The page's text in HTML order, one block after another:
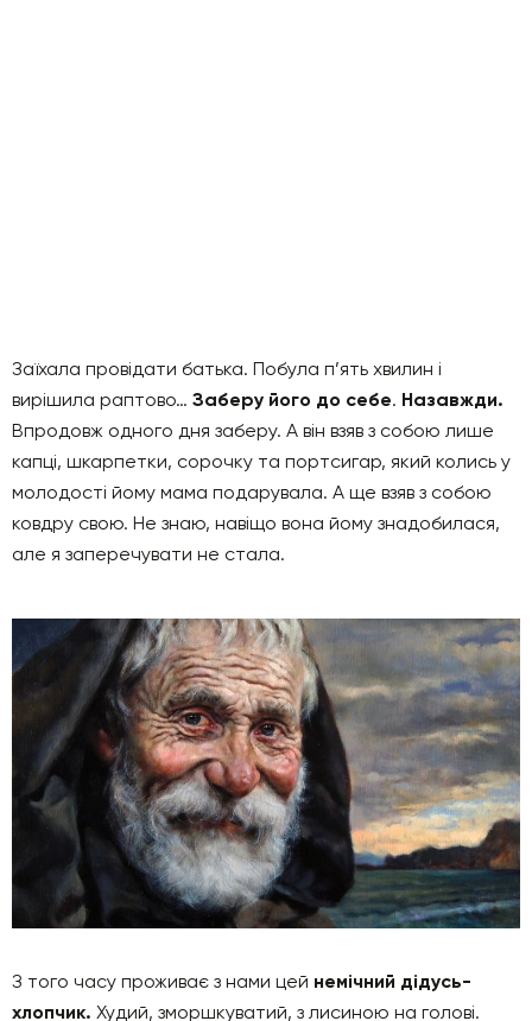
Заїхала провідати батька. Побула п’ять хвилин і
вирішила раптово… Заберу його до себе. Назавжди.
Впродовж одного дня заберу. А він взяв з собою лише
капці, шкарпетки, сорочку та портсигар, який колись у
молодості йому мама подарувала. А ще взяв з собою
ковдру свою. Не знаю, навіщо вона йому знадобилася,
але я заперечувати не стала.
З того часу проживає з нами цей немічний дідусь-
хлопчик. Худий, зморшкуватий, з лисиною на голові.